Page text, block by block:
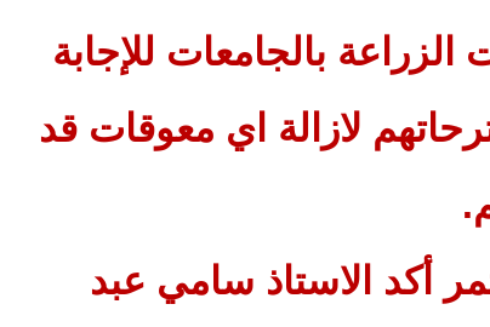
بالجامعات للإجابة
لازالة اي معوقات قد
أكد الاستاذ سامي عبد